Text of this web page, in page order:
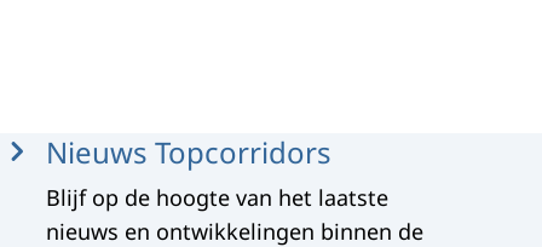
Nieuws Topcorridors
Blijf op de hoogte van het laatste
nieuws en ontwikkelingen binnen de